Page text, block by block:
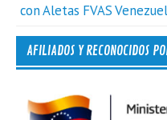
con Aletas FVAS
AFILIADOS Y RECONOCIDOS